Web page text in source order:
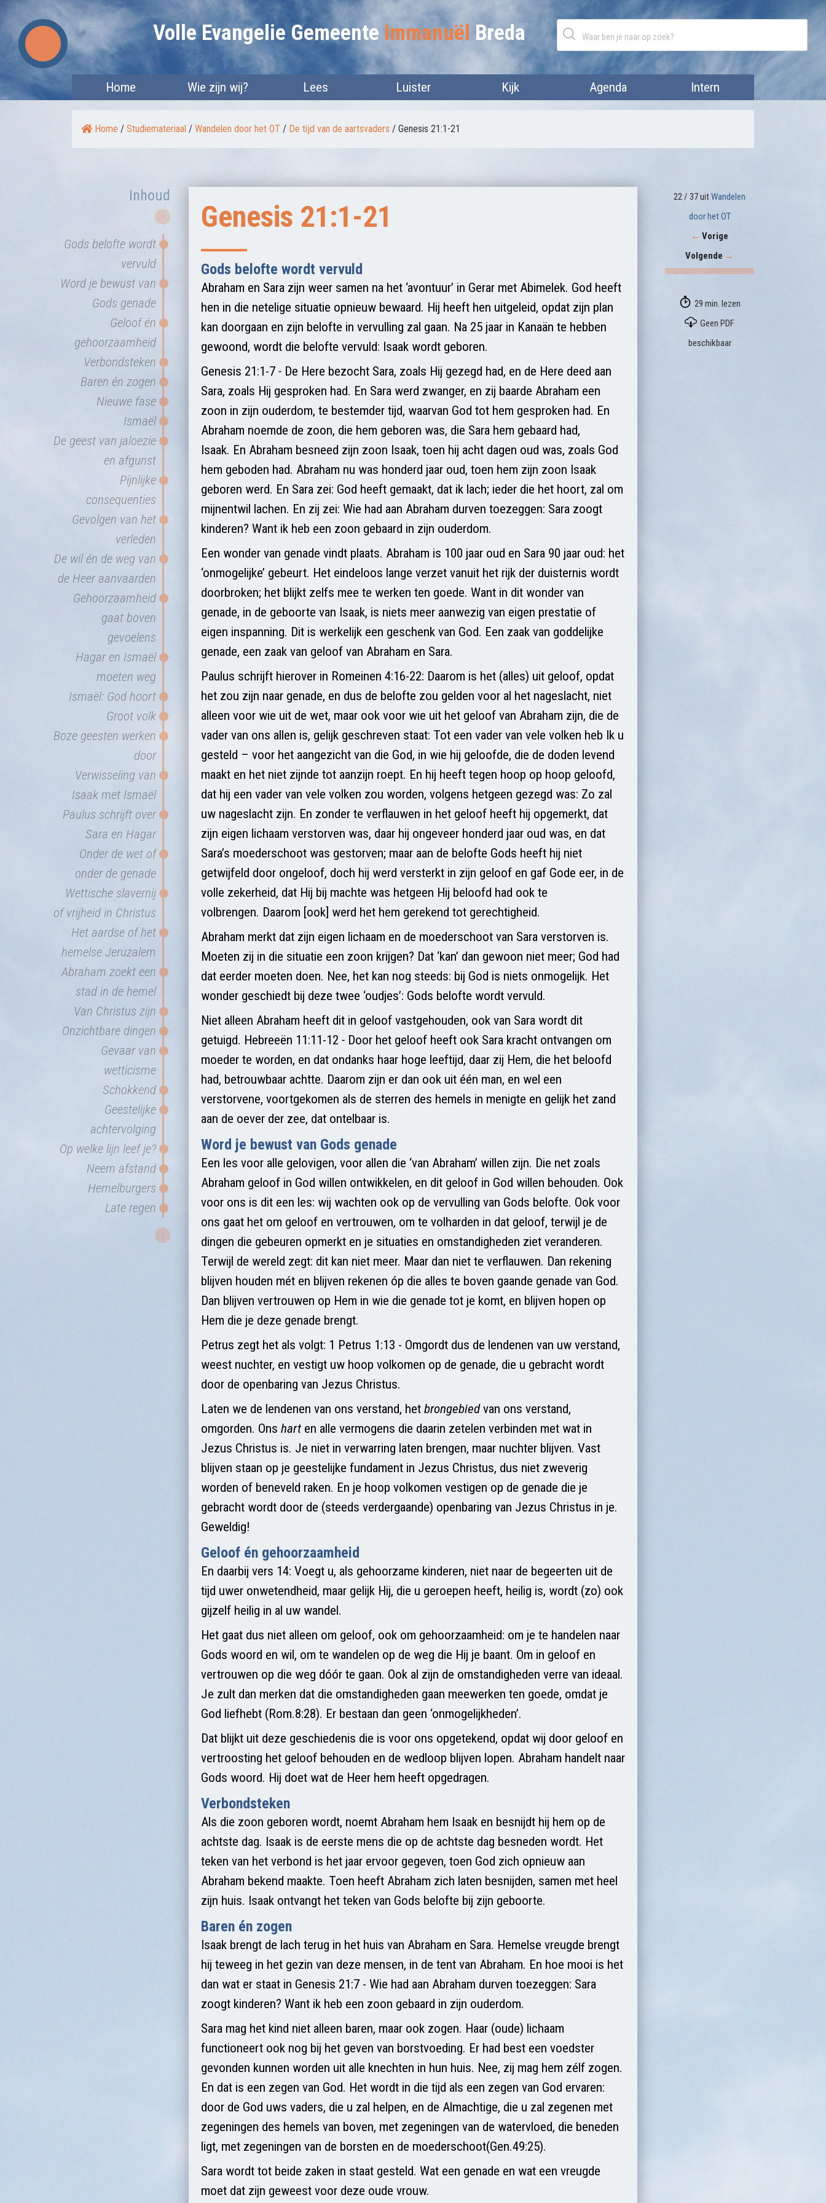
Skip
to
content
Volle Evangelie Gemeente Immanuël Breda
Home Wie zijn wij? Lees Luister Kijk Agenda Intern
Home / Studiemateriaal / Wandelen door het OT / De tijd van de aartsvaders / Genesis 21:1-21
Inhoud
↑
Gods belofte wordt
vervuld
Word je bewust van
Gods genade
Geloof én
gehoorzaamheid
Verbondsteken
Baren én zogen
Nieuwe fase
Ismaël
De geest van jaloezie
en afgunst
Pijnlijke
consequenties
Gevolgen van het
verleden
De wil én de weg van
de Heer aanvaarden
Gehoorzaamheid
gaat boven
gevoelens
Hagar en Ismaël
moeten weg
Ismaël: God hoort
Groot volk
Boze geesten werken
door
Verwisseling van
Isaak met Ismaël
Paulus schrijft over
Sara en Hagar
Onder de wet of
onder de genade
Wettische slavernij
of vrijheid in Christus
Het aardse of het
hemelse Jeruzalem
Abraham zoekt een
stad in de hemel
Van Christus zijn
Onzichtbare dingen
Gevaar van
wetticisme
Schokkend
Geestelijke
achtervolging
Op welke lijn leef je?
Neem afstand
Hemelburgers
Late regen
↓
Genesis 21:1-21
Gods belofte wordt vervuld
Abraham en Sara zijn weer samen na het ‘avontuur’ in Gerar met Abimelek. God heeft
hen in die netelige situatie opnieuw bewaard. Hij heeft hen uitgeleid, opdat zijn plan
kan doorgaan en zijn belofte in vervulling zal gaan. Na 25 jaar in Kanaän te hebben
gewoond, wordt die belofte vervuld: Isaak wordt geboren.
Genesis 21:1-7 - De Here bezocht Sara, zoals Hij gezegd had, en de Here deed aan
Sara, zoals Hij gesproken had. En Sara werd zwanger, en zij baarde Abraham een
zoon in zijn ouderdom, te bestemder tijd, waarvan God tot hem gesproken had. En
Abraham noemde de zoon, die hem geboren was, die Sara hem gebaard had,
Isaak. En Abraham besneed zijn zoon Isaak, toen hij acht dagen oud was, zoals God
hem geboden had. Abraham nu was honderd jaar oud, toen hem zijn zoon Isaak
geboren werd. En Sara zei: God heeft gemaakt, dat ik lach; ieder die het hoort, zal om
mijnentwil lachen. En zij zei: Wie had aan Abraham durven toezeggen: Sara zoogt
kinderen? Want ik heb een zoon gebaard in zijn ouderdom.
Een wonder van genade vindt plaats. Abraham is 100 jaar oud en Sara 90 jaar oud: het
‘onmogelijke’ gebeurt. Het eindeloos lange verzet vanuit het rijk der duisternis wordt
doorbroken; het blijkt zelfs mee te werken ten goede. Want in dit wonder van
genade, in de geboorte van Isaak, is niets meer aanwezig van eigen prestatie of
eigen inspanning. Dit is werkelijk een geschenk van God. Een zaak van goddelijke
genade, een zaak van geloof van Abraham en Sara.
Paulus schrijft hierover in Romeinen 4:16-22: Daarom is het (alles) uit geloof, opdat
het zou zijn naar genade, en dus de belofte zou gelden voor al het nageslacht, niet
alleen voor wie uit de wet, maar ook voor wie uit het geloof van Abraham zijn, die de
vader van ons allen is, gelijk geschreven staat: Tot een vader van vele volken heb Ik u
gesteld – voor het aangezicht van die God, in wie hij geloofde, die de doden levend
maakt en het niet zijnde tot aanzijn roept. En hij heeft tegen hoop op hoop geloofd,
dat hij een vader van vele volken zou worden, volgens hetgeen gezegd was: Zo zal
uw nageslacht zijn. En zonder te verflauwen in het geloof heeft hij opgemerkt, dat
zijn eigen lichaam verstorven was, daar hij ongeveer honderd jaar oud was, en dat
Sara’s moederschoot was gestorven; maar aan de belofte Gods heeft hij niet
getwijfeld door ongeloof, doch hij werd versterkt in zijn geloof en gaf Gode eer, in de
volle zekerheid, dat Hij bij machte was hetgeen Hij beloofd had ook te
volbrengen. Daarom [ook] werd het hem gerekend tot gerechtigheid.
Abraham merkt dat zijn eigen lichaam en de moederschoot van Sara verstorven is.
Moeten zij in die situatie een zoon krijgen? Dat ‘kan’ dan gewoon niet meer; God had
dat eerder moeten doen. Nee, het kan nog steeds: bij God is niets onmogelijk. Het
wonder geschiedt bij deze twee ‘oudjes’: Gods belofte wordt vervuld.
Niet alleen Abraham heeft dit in geloof vastgehouden, ook van Sara wordt dit
getuigd. Hebreeën 11:11-12 - Door het geloof heeft ook Sara kracht ontvangen om
moeder te worden, en dat ondanks haar hoge leeftijd, daar zij Hem, die het beloofd
had, betrouwbaar achtte. Daarom zijn er dan ook uit één man, en wel een
verstorvene, voortgekomen als de sterren des hemels in menigte en gelijk het zand
aan de oever der zee, dat ontelbaar is.
Word je bewust van Gods genade
Een les voor alle gelovigen, voor allen die ‘van Abraham’ willen zijn. Die net zoals
Abraham geloof in God willen ontwikkelen, en dit geloof in God willen behouden. Ook
voor ons is dit een les: wij wachten ook op de vervulling van Gods belofte. Ook voor
ons gaat het om geloof en vertrouwen, om te volharden in dat geloof, terwijl je de
dingen die gebeuren opmerkt en je situaties en omstandigheden ziet veranderen.
Terwijl de wereld zegt: dit kan niet meer. Maar dan niet te verflauwen. Dan rekening
blijven houden mét en blijven rekenen óp die alles te boven gaande genade van God.
Dan blijven vertrouwen op Hem in wie die genade tot je komt, en blijven hopen op
Hem die je deze genade brengt.
Petrus zegt het als volgt: 1 Petrus 1:13 - Omgordt dus de lendenen van uw verstand,
weest nuchter, en vestigt uw hoop volkomen op de genade, die u gebracht wordt
door de openbaring van Jezus Christus.
Laten we de lendenen van ons verstand, het brongebiedvan ons verstand,
omgorden. Ons hart en alle vermogens die daarin zetelen verbinden met wat in
Jezus Christus is. Je niet in verwarring laten brengen, maar nuchter blijven. Vast
blijven staan op je geestelijke fundament in Jezus Christus, dus niet zweverig
worden of beneveld raken. En je hoop volkomen vestigen op de genade die je
gebracht wordt door de (steeds verdergaande) openbaring van Jezus Christus in je.
Geweldig!
Geloof én gehoorzaamheid
En daarbij vers 14: Voegt u, als gehoorzame kinderen, niet naar de begeerten uit de
tijd uwer onwetendheid, maar gelijk Hij, die u geroepen heeft, heilig is, wordt (zo) ook
gijzelf heilig in al uw wandel.
Het gaat dus niet alleen om geloof, ook om gehoorzaamheid: om je te handelen naar
Gods woord en wil, om te wandelen op de weg die Hij je baant. Om in geloof en
vertrouwen op die weg dóór te gaan. Ook al zijn de omstandigheden verre van ideaal.
Je zult dan merken dat die omstandigheden gaan meewerken ten goede, omdat je
God liefhebt (Rom.8:28). Er bestaan dan geen ‘onmogelijkheden’.
Dat blijkt uit deze geschiedenis die is voor ons opgetekend, opdat wij door geloof en
vertroosting het geloof behouden en de wedloop blijven lopen. Abraham handelt naar
Gods woord. Hij doet wat de Heer hem heeft opgedragen.
Verbondsteken
Als die zoon geboren wordt, noemt Abraham hem Isaak en besnijdt hij hem op de
achtste dag. Isaak is de eerste mens die op de achtste dag besneden wordt. Het
teken van het verbond is het jaar ervoor gegeven, toen God zich opnieuw aan
Abraham bekend maakte. Toen heeft Abraham zich laten besnijden, samen met heel
zijn huis. Isaak ontvangt het teken van Gods belofte bij zijn geboorte.
Baren én zogen
Isaak brengt de lach terug in het huis van Abraham en Sara. Hemelse vreugde brengt
hij teweeg in het gezin van deze mensen, in de tent van Abraham. En hoe mooi is het
dan wat er staat in Genesis 21:7 - Wie had aan Abraham durven toezeggen: Sara
zoogt kinderen? Want ik heb een zoon gebaard in zijn ouderdom.
Sara mag het kind niet alleen baren, maar ook zogen. Haar (oude) lichaam
functioneert ook nog bij het geven van borstvoeding. Er had best een voedster
gevonden kunnen worden uit alle knechten in hun huis. Nee, zij mag hem zélf zogen.
En dat is een zegen van God. Het wordt in die tijd als een zegen van God ervaren:
door de God uws vaders, die u zal helpen, en de Almachtige, die u zal zegenen met
zegeningen des hemels van boven, met zegeningen van de watervloed, die beneden
ligt, met zegeningen van de borsten en de moederschoot(Gen.49:25).
Sara wordt tot beide zaken in staat gesteld. Wat een genade en wat een vreugde
moet dat zijn geweest voor deze oude vrouw.
22 / 37 uitWandelen
door het OT
← Vorige
Volgende →
29 min. lezen
Geen PDF
beschikbaar